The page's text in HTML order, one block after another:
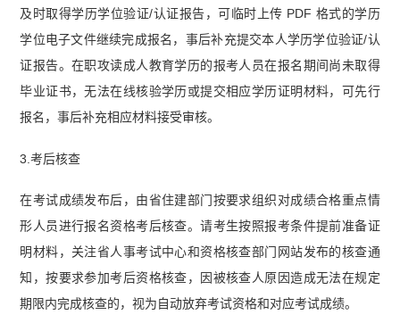
及时取得学历学位验证/认证报告，可临时上传 PDF 格式的学历
学位电子文件继续完成报名，事后补充提交本人学历学位验证/认
证报告。在职攻读成人教育学历的报考人员在报名期间尚未取得
毕业证书，无法在线核验学历或提交相应学历证明材料，可先行
报名，事后补充相应材料接受审核。
3.考后核查
在考试成绩发布后，由省住建部门按要求组织对成绩合格重点情
形人员进行报名资格考后核查。请考生按照报考条件提前准备证
明材料，关注省人事考试中心和资格核查部门网站发布的核查通
知，按要求参加考后资格核查，因被核查人原因造成无法在规定
期限内完成核查的，视为自动放弃考试资格和对应考试成绩。